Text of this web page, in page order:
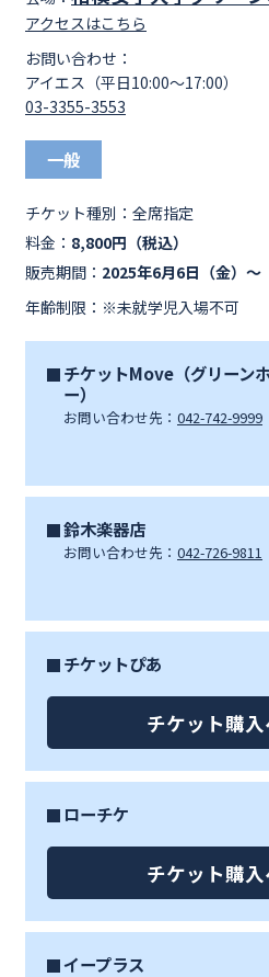
アクセスはこちら
お問い合わせ：
アイエス（平日10:00～17:00）
03-3355-3553
一般
チケット種別： 全席指定
料金： 8,800円（税込）
販売期間： 2025年6月6日（金）～
年齢制限：※未就学児入場不可
チケットMove（グリーン
ー）
お問い合わせ先： 042-742-9999
鈴木楽器店
お問い合わせ先： 042-726-9811
チケットぴあ
チケット購
ローチケ
チケット購
イープラス